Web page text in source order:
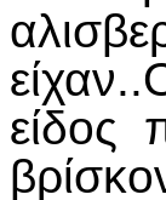
είδος